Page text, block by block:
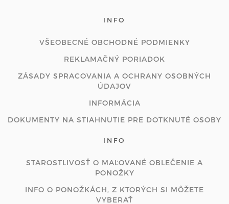
INFO
VŠEOBECNÉ OBCHODNÉ PODMIENKY
REKLAMAČNÝ PORIADOK
ZÁSADY SPRACOVANIA A OCHRANY OSOBNÝCH
ÚDAJOV
INFORMÁCIA
DOKUMENTY NA STIAHNUTIE PRE DOTKNUTÉ OSOBY
INFO
STAROSTLIVOSŤ O MAĽOVANÉ OBLEČENIE A
PONOŽKY
INFO O PONOŽKÁCH, Z KTORÝCH SI MÔŽETE
VYBERAŤ